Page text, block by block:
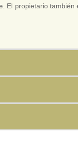
propietario